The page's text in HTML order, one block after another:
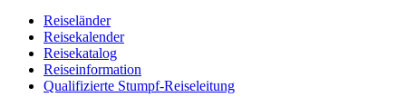
Reiseländer
Reisekalender
Reisekatalog
Reiseinformation
Qualifizierte Stumpf-Reiseleitung